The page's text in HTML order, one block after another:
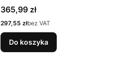
Silnik elektryczny
Cena
365,99 zł
Cena
297,55 złbez VAT
Do koszyka